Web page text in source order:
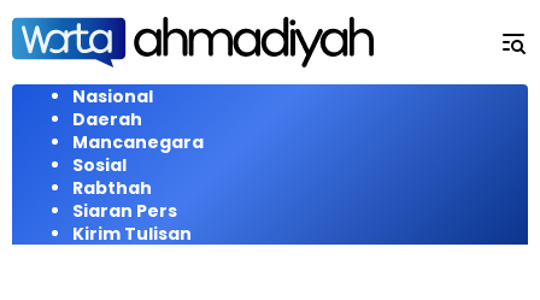
Langsung
konten
Nasional
Daerah
Mancanegara
Sosial
Rabthah
Siaran Pers
Kirim Tulisan